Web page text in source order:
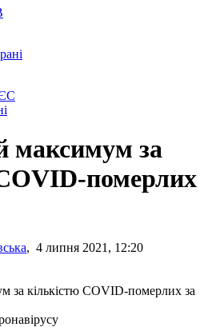
максимум за
померлих
, 4 липня 2021, 12:20